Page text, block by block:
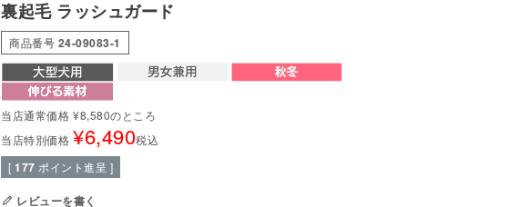
裏起毛 ラッシュガード
商品番号 24-09083-1
当店通常価格 ¥8,580のところ
当店特別価格 ¥6,490税込
[ 177 ポイント進呈 ]
レビューを書く